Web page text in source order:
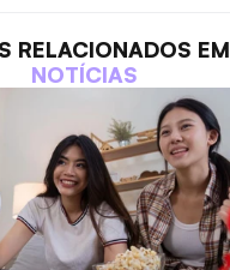
RELACIONADOS EM
NOTÍCIAS